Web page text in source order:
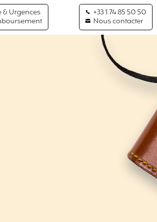
& Urgences
+33 1 74 85 50 50
Nous contacter